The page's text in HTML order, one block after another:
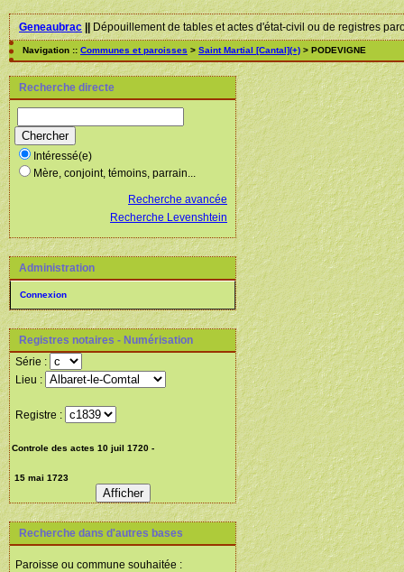
Geneaubrac||Dépouillement de tables et actes d'état-civil ou de registres
Navigation :: Communes et paroisses > Saint Martial [Cantal](+) > PODEVIGNE
Recherche directe
Intéressé(e)
Mère, conjoint, témoins, parrain...
Recherche avancée
Recherche Levenshtein
Administration
Connexion
Registres notaires - Numérisation
Série :
Lieu :
Registre :
Recherche dans d'autres bases
Paroisse ou commune souhaitée :